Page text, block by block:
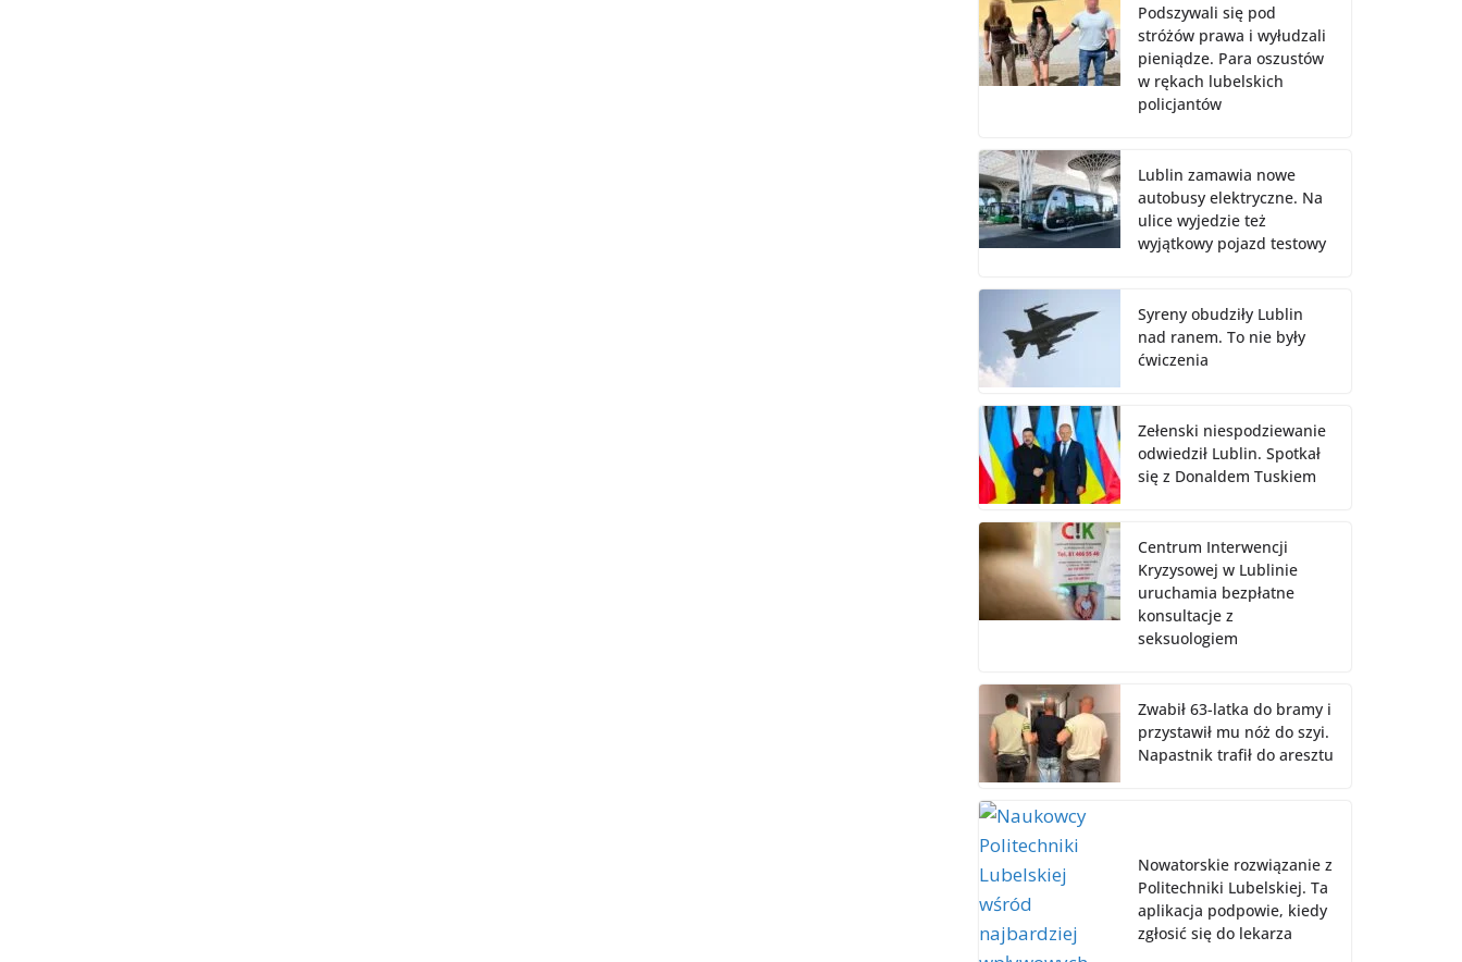
Podszywali się pod
stróżów prawa i wyłudzali
pieniądze. Para oszustów
w rękach lubelskich
policjantów
Lublin zamawia nowe
autobusy elektryczne. Na
ulice wyjedzie też
wyjątkowy pojazd testowy
Syreny obudziły Lublin
nad ranem. To nie były
ćwiczenia
Zełenski niespodziewanie
odwiedził Lublin. Spotkał
się z Donaldem Tuskiem
Centrum Interwencji
Kryzysowej w Lublinie
uruchamia bezpłatne
konsultacje z
seksuologiem
Zwabił 63-latka do bramy i
przystawił mu nóż do szyi.
Napastnik trafił do aresztu
Nowatorskie rozwiązanie z
Politechniki Lubelskiej. Ta
aplikacja podpowie, kiedy
zgłosić się do lekarza